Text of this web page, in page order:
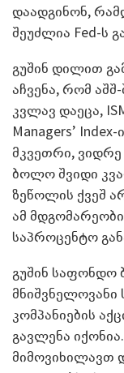
დაადგინონ,
შეუძლია Fed-ს
გუშინ დილით
აჩვენა, რომ
კვლავ დაეცა,
Managers’
მკვეთრი,
ბოლო შვიდი
ზეწოლის ქვეშ
ამ
საპროცენტო
გუშინ საფონდო
კომპანიების
გავლენა
მიმოვიხილავთ